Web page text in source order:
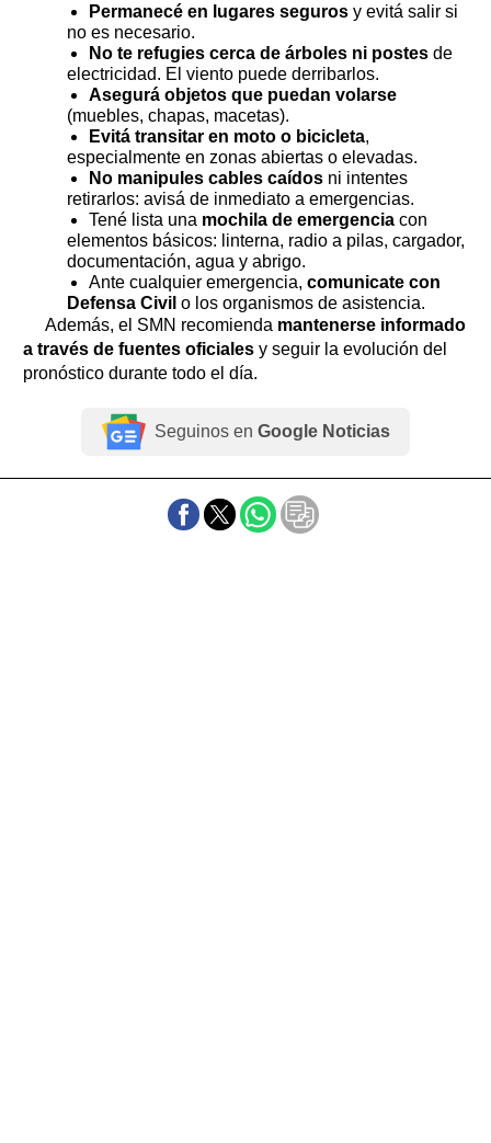
Permanecé en lugares seguros y evitá salir si
no es necesario.
No te refugies cerca de árboles ni postes de
electricidad. El viento puede derribarlos.
Asegurá objetos que puedan volarse
(muebles, chapas, macetas).
Evitá transitar en moto o bicicleta,
especialmente en zonas abiertas o elevadas.
No manipules cables caídos ni intentes
retirarlos: avisá de inmediato a emergencias.
Tené lista una mochila de emergencia con
elementos básicos: linterna, radio a pilas, cargador,
documentación, agua y abrigo.
Ante cualquier emergencia, comunicate con
Defensa Civil o los organismos de asistencia.
Además, el SMN recomienda mantenerse informado
a través de fuentes oficiales y seguir la evolución del
pronóstico durante todo el día.
Seguinos en Google Noticias